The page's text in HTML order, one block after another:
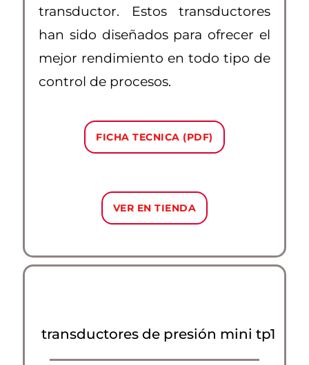
transductor. Estos transductores
han sido diseñados para ofrecer el
mejor rendimiento en todo tipo de
control de procesos.
FICHA TECNICA (PDF)
VER EN TIENDA
transductores de presión mini tp1